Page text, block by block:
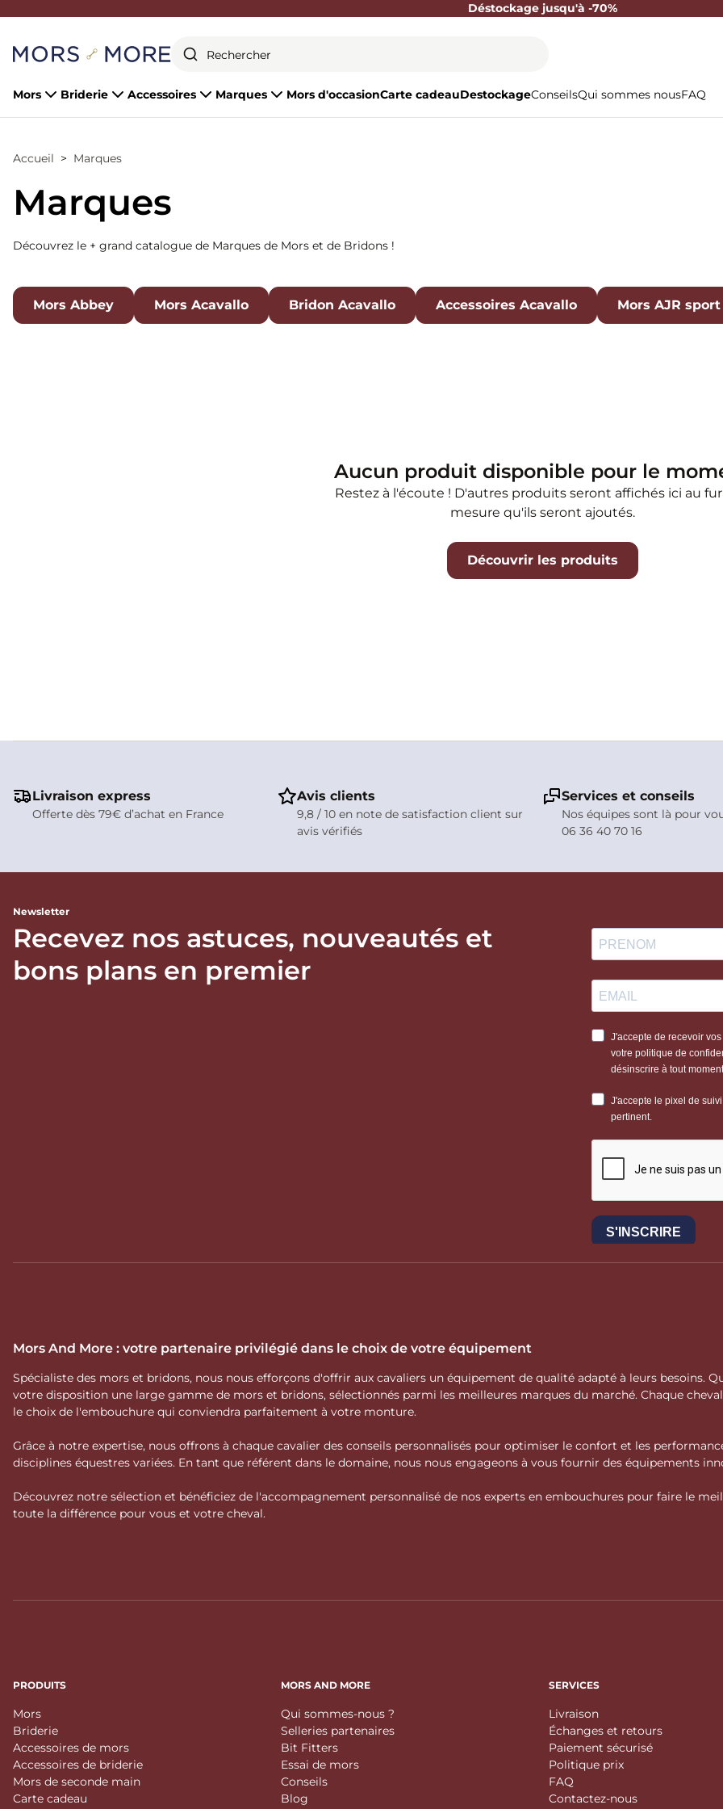
Déstockage jusqu'à -70%
Mors Briderie Accessoires Marques Mors d'occasionCarte cadeauDestockageConseilsQui sommes nousFAQ
Accueil Marques
Marques
Découvrez le + grand catalogue de Marques de Mors et de Bridons !
Mors Abbey Mors Acavallo Bridon Acavallo Accessoires Acavallo Mors AJR sport
Aucun produit disponible pour le
Restez à l'écoute ! D'autres produits seront affichés ici au
mesure qu'ils seront ajoutés.
Découvrir les produits
Livraison express
Offerte dès 79€ d’achat en France
Avis clients
9,8 / 10 en note de satisfaction client sur
avis vérifiés
Services et conseils
Nos équipes sont là pour
06 36 40 70 16
Newsletter
Recevez nos astuces, nouveautés et
bons plans en premier
Mors And More : votre partenaire privilégié dans le choix de votre équipement
Spécialiste des mors et bridons, nous nous efforçons d'offrir aux cavaliers un équipement de qualité adapté à leurs besoins.
votre disposition une large gamme de mors et bridons, sélectionnés parmi les meilleures marques du marché. Chaque
le choix de l'embouchure qui conviendra parfaitement à votre monture.
Grâce à notre expertise, nous offrons à chaque cavalier des conseils personnalisés pour optimiser le confort et les
disciplines équestres variées. En tant que référent dans le domaine, nous nous engageons à vous fournir des équipements
Découvrez notre sélection et bénéficiez de l'accompagnement personnalisé de nos experts en embouchures pour faire le
toute la différence pour vous et votre cheval.
PRODUITS
Mors
Briderie
Accessoires de mors
Accessoires de briderie
Mors de seconde main
Carte cadeau
MORS AND MORE
Qui sommes-nous ?
Selleries partenaires
Bit Fitters
Essai de mors
Conseils
Blog
SERVICES
Livraison
Échanges et retours
Paiement sécurisé
Politique prix
FAQ
Contactez-nous